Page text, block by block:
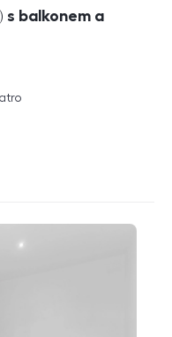
s balkonem a